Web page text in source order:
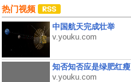
热门视频
中国航天完成壮举
v.youku.com
知否知否应是绿肥红瘦
v.youku.com